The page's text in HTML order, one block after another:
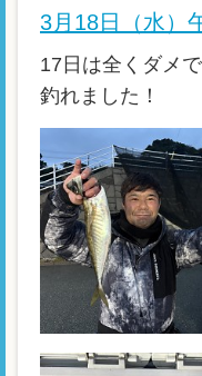
3月18日（水）
17日は全くダメ
釣れました！